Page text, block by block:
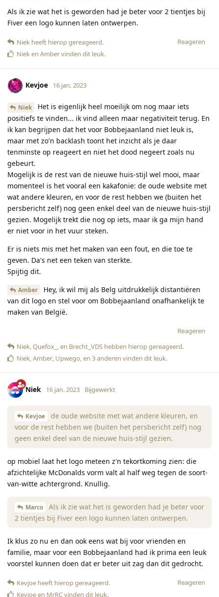
Als ik zie wat het is geworden had je beter voor 2 tientjes bij
Fiver een logo kunnen laten ontwerpen.
Reageren
Niek heeft hierop gereageerd.
Nieken Ambervinden dit leuk.
Kevjoe 16 jan. 2023
Niek
Het is eigenlijk heel moeilijk om nog maar iets
positiefs te vinden... ik vind alleen maar negativiteit terug. En
ik kan begrijpen dat het voor Bobbejaanland niet leuk is,
maar met zo'n backlash toont het inzicht als je daar
tenminste op reageert en niet het dood negeert zoals nu
gebeurt.
Mogelijk is de rest van de nieuwe huis-stijl wel mooi, maar
momenteel is het vooral een kakafonie: de oude website met
wat andere kleuren, en voor de rest hebben we (buiten het
persbericht zelf) nog geen enkel deel van de nieuwe huis-stijl
gezien. Mogelijk trekt die nog op iets, maar ik ga mijn hand
er niet voor in het vuur steken.
Er is niets mis met het maken van een fout, en die toe te
geven. Da's net een teken van sterkte.
Spijtig dit.
Amber
Hey, ik wil mij als Belg uitdrukkelijk distantiëren
van dit logo en stel voor om Bobbejaanland onafhankelijk te
maken van België.
Reageren
Niek,Quefox_ , en Brecht_VDS hebben hierop gereageerd.
Niek,Amber, Upwego, en 3anderen vinden dit leuk.
Niek 16 jan. 2023 Bijgewerkt
Kevjoe
de oude website met wat andere kleuren, en
voor de rest hebben we (buiten het persbericht zelf) nog
geen enkel deel van de nieuwe huis-stijl gezien.
op mobiel laat het logo meteen z'n tekortkoming zien: die
afzichtelijke McDonalds vorm valt al half weg tegen de soort-
van-witte achtergrond. Knullig.
Marco
Als ik zie wat het is geworden had je beter voor
2 tientjes bij Fiver een logo kunnen laten ontwerpen.
Ik klus zo nu en dan ook eens wat bij voor vrienden en
familie, maar voor een Bobbejaanland had ik prima een leuk
voorstel kunnen doen dat er beter uit zag dan dit gedrocht.
Reageren
Kevjoe heeft hierop gereageerd.
Kevjoeen MrRCvinden dit leuk.